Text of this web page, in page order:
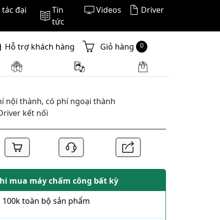
đại
Tin
tức
Videos Driver
Hỗ trợ khách hàng Giỏ hàng 0
nội thành, có phí ngoại thành
kết nối
mua máy chấm công bất kỳ
toàn bộ sản phẩm